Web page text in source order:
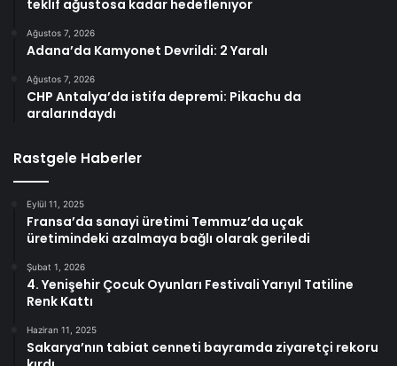
teklif ağustosa kadar hedefleniyor
Ağustos 7, 2026
Adana’da Kamyonet Devrildi: 2 Yaralı
Ağustos 7, 2026
CHP Antalya’da istifa depremi: Pikachu da
aralarındaydı
Rastgele Haberler
Eylül 11, 2025
Fransa’da sanayi üretimi Temmuz’da uçak
üretimindeki azalmaya bağlı olarak geriledi
Şubat 1, 2026
4. Yenişehir Çocuk Oyunları Festivali Yarıyıl Tatiline
Renk Kattı
Haziran 11, 2025
Sakarya’nın tabiat cenneti bayramda ziyaretçi rekoru